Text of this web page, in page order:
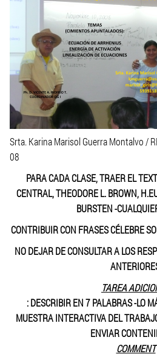
Srta. Karina Marisol Guerra Montalvo /
08
PARA CADA CLASE, TRAER EL
CENTRAL, THEODORE L. BROWN,
BURSTEN -
CONTRIBUIR CON FRASES CÉLEBRE
NO DEJAR DE CONSULTAR A LOS
TAREA
: DESCRIBIREN 7 PALABRAS-LO
MUESTRA INTERACTIVA DEL
ENVIAR
COMMENT